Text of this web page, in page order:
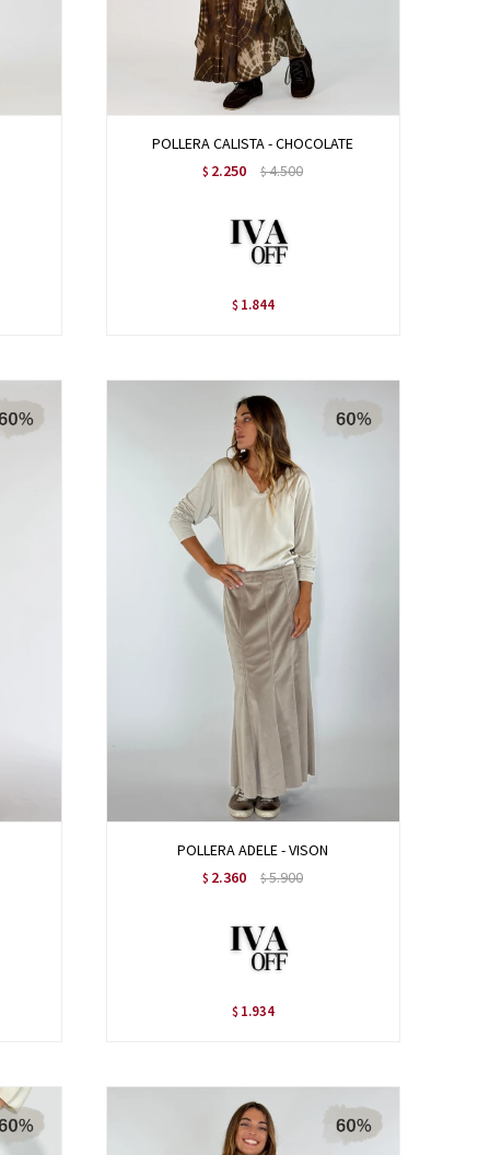
POLLERA CALISTA - CHOCOLATE
$ 2.250 $4.500
$ 1.844
POLLERA ADELE - VISON
$ 2.360 $5.900
$ 1.934